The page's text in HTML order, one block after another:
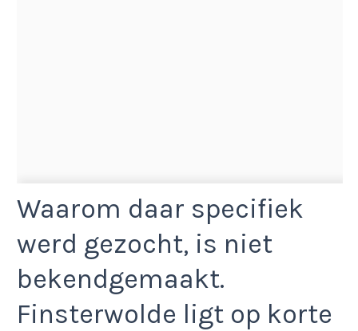
Waarom daar specifiek
werd gezocht, is niet
bekendgemaakt.
Finsterwolde ligt op korte